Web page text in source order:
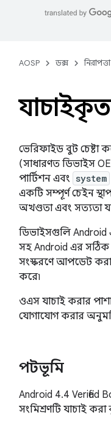
AOSP ডক্স নিরাপত্তা
ভেরিফাইড বুট চেষ্টা
(সাধারণত ডিভাইস
পার্টিশন এবং system
একটি সম্পূর্ণ চেইন
অখণ্ডতা এবং সত্যতা
ডিভাইসগুলি Android
সহ Android এর সঠিক
সংস্করণে আপডেট
করে৷
ওএস যাচাই করার
যোগাযোগ করার
পটভূমি
Android 4.4 Verified
সংমিশ্রণটি যাচাই